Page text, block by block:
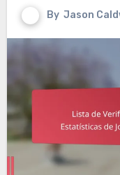
By Jason